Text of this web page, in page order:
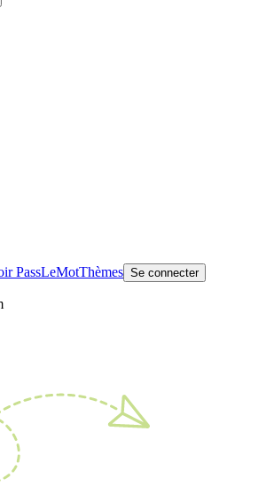
PassLeMotThèmes Se connecter